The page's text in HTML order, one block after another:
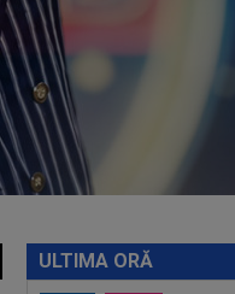
ULTIMA ORĂ
00:46
”explodat”, după UTA -
aoleu! Puțin respect nu...
00:41
FCSB! A făcut anunțul ÎN
eu lui Gigi unul bun”
08:30
UTA Arad - Rapid! Cât ar
luată, după ce